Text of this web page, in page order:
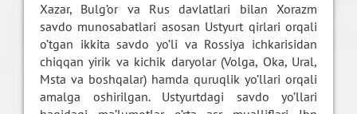
Xazar, Bulg’or va Rus davlatlari bilan Xorazm
savdo munosabatlari asosan Ustyurt qirlari orqali
o’tgan ikkita savdo yo’li va Rossiya ichkarisidan
chiqqan yirik va kichik daryolar (Volga, Oka, Ural,
Msta va boshqalar) hamda quruqlik yo’llari orqali
amalga oshirilgan. Ustyurtdagi savdo yo’llari